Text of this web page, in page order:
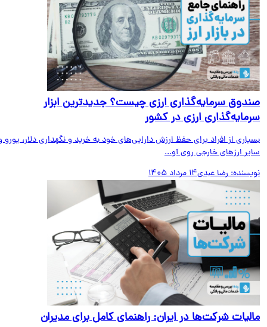
سرمایه‌گذاری ارزی چیست؟ جدیدترین ابزار
ارزی در کشور
از افراد برای حفظ ارزش دارایی‌های خود به خرید و نگهداری دلار، یورو و
ارزهای خارجی روی آو...
رضا عبدی14 مرداد 1405
شرکت‌ها در ایران: راهنمای کامل برای مدیران